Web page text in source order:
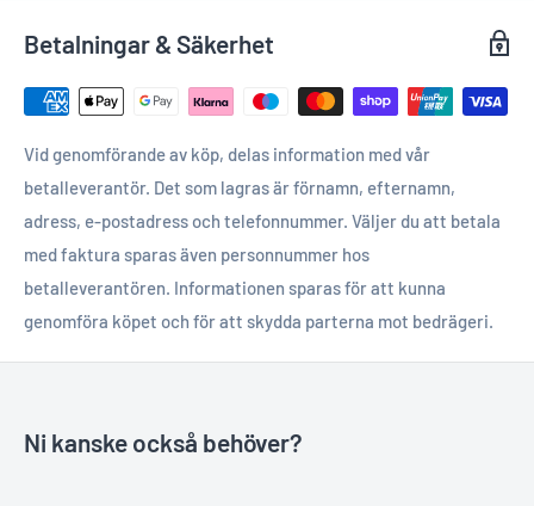
Betalningar & Säkerhet
Vid genomförande av köp, delas information med vår
betalleverantör. Det som lagras är förnamn, efternamn,
adress, e-postadress och telefonnummer. Väljer du att betala
med faktura sparas även personnummer hos
betalleverantören. Informationen sparas för att kunna
genomföra köpet och för att skydda parterna mot bedrägeri.
Ni kanske också behöver?